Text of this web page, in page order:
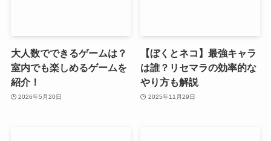
大人数でできるゲームは？
室内でも楽しめるゲームを
紹介！
2026年5月20日
【ぼくとネコ】最強キャラ
は誰？リセマラの効率的な
やり方も解説
2025年11月29日